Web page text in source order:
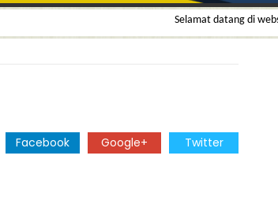
Selamat datang di website
Facebook Google+ Twitter